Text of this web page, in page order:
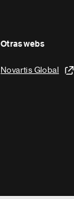
Otras webs
Novartis Global